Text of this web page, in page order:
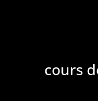
cours